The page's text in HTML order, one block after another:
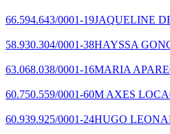
66.594.643/0001-19JAQUELINE
58.930.304/0001-38HAYSSA
63.068.038/0001-16MARIA
60.750.559/0001-60M AXES
60.939.925/0001-24HUGO